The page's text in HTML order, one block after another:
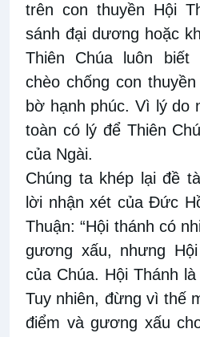
trên con thuyền Hội
sánh đại dương hoặc
Thiên Chúa luôn biết
chèo chống con
bờ hạnh phúc. Vì lý do
toàn có lý để Thiên
của Ngài.
Chúng ta khép lại đề
lời nhận xét của Đức
Thuận: “Hội thánh có
gương xấu, nhưng
của Chúa. Hội Thánh
Tuy nhiên, đừng vì thế
điểm và gương xấu